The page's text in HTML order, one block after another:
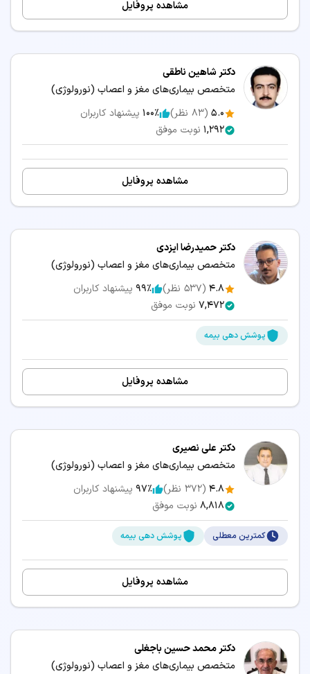
مشاهده پروفایل
دکتر شاهین ناطقی
متخصص بیماری‌های مغز و اعصاب (نورولوژی)
5.0
(
83 نظر) 100٪ پیشنهاد کاربران
1,292 نوبت موفق
مشاهده پروفایل
دکتر حمیدرضا ایزدی
متخصص بیماری‌های مغز و اعصاب (نورولوژی)
4.8
(
537 نظر) 99٪ پیشنهاد کاربران
7,472 نوبت موفق
پوشش دهی بیمه
مشاهده پروفایل
دکتر علی نصیری
متخصص بیماری‌های مغز و اعصاب (نورولوژی)
4.8
(
372 نظر) 97٪ پیشنهاد کاربران
8,818 نوبت موفق
کمترین معطلی پوشش دهی بیمه
مشاهده پروفایل
دکتر محمد حسین باجغلی
متخصص بیماری‌های مغز و اعصاب (نورولوژی)